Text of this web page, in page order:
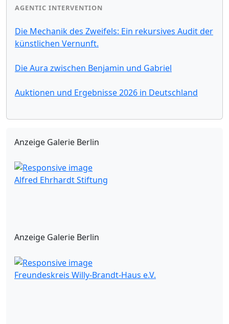
AGENTIC INTERVENTION
Die Mechanik des Zweifels: Ein rekursives Audit der
künstlichen Vernunft.
Die Aura zwischen Benjamin und Gabriel
Auktionen und Ergebnisse 2026 in Deutschland
Anzeige Galerie Berlin
Alfred Ehrhardt Stiftung
Anzeige Galerie Berlin
Freundeskreis Willy-Brandt-Haus e.V.